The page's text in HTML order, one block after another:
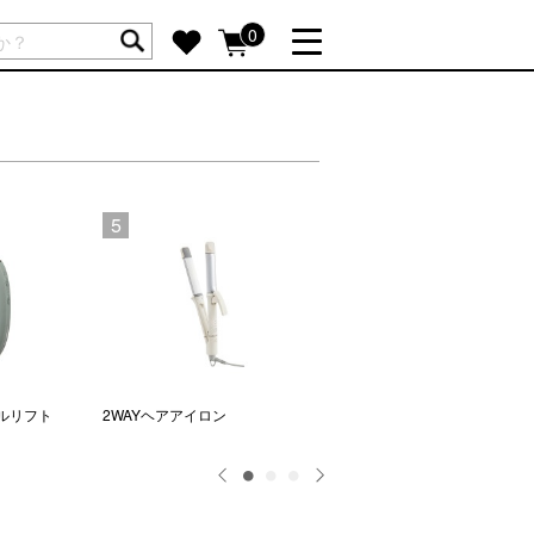
0
トには商品が入っていません。
出産祝い
新築・引越し祝い
more
リフト
5
2WAYヘアアイロン